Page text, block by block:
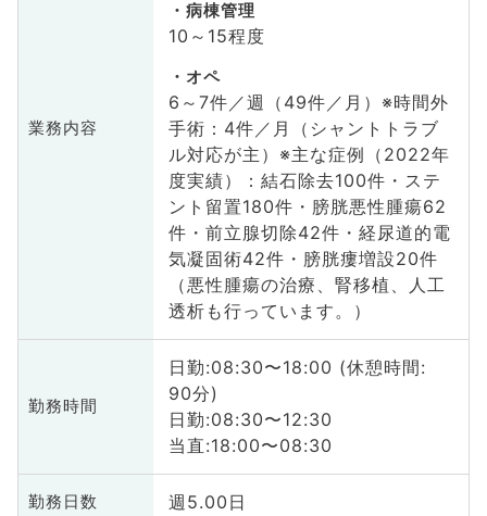
業務内容
病棟管理
10～15程度
オペ
6～7件／週（49件／月）※時間外
手術：4件／月（シャントトラブ
ル対応が主）※主な症例（2022年
度実績）：結石除去100件・ステ
ント留置180件・膀胱悪性腫瘍62
件・前立腺切除42件・経尿道的電
気凝固術42件・膀胱瘻増設20件
（悪性腫瘍の治療、腎移植、人工
透析も行っています。）
勤務時間
日勤:08:30〜18:00 (休憩時間:
90分)
日勤:08:30〜12:30
当直:18:00〜08:30
勤務日数 週5.00日